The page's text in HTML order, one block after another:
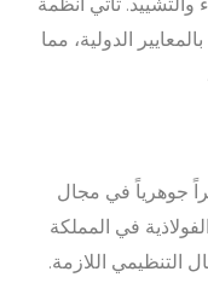
تأتي أنظمة
الدولية، مما
جوهرياً في مجال
في المملكة
التنظيمي اللازمة.